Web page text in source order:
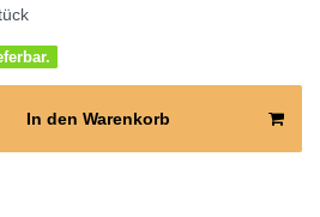
In den Warenkorb